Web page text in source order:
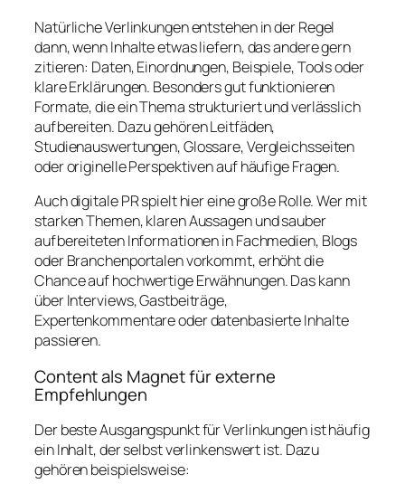
Natürliche Verlinkungen entstehen in der Regel
dann, wenn Inhalte etwas liefern, das andere gern
zitieren: Daten, Einordnungen, Beispiele, Tools oder
klare Erklärungen. Besonders gut funktionieren
Formate, die ein Thema strukturiert und verlässlich
aufbereiten. Dazu gehören Leitfäden,
Studienauswertungen, Glossare, Vergleichsseiten
oder originelle Perspektiven auf häufige Fragen.
Auch digitale PR spielt hier eine große Rolle. Wer mit
starken Themen, klaren Aussagen und sauber
aufbereiteten Informationen in Fachmedien, Blogs
oder Branchenportalen vorkommt, erhöht die
Chance auf hochwertige Erwähnungen. Das kann
über Interviews, Gastbeiträge,
Expertenkommentare oder datenbasierte Inhalte
passieren.
Content als Magnet für externe
Empfehlungen
Der beste Ausgangspunkt für Verlinkungen ist häufig
ein Inhalt, der selbst verlinkenswert ist. Dazu
gehören beispielsweise: